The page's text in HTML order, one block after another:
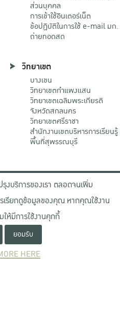
ส่วนบุคคล
การเข้าใช้อินเตอร์เน็ต
ข้อปฏิบัติในการใช้ e-mail มก.
ถ่ายทอดสด
วิทยาเขต
บางเขน
วิทยาเขตกําแพงแสน
วิทยาเขตเฉลิมพระเกียรติ
จังหวัดสกลนคร
วิทยาเขตศรีราชา
สำนักงานเขตบริหารการเรียนรู้
พื้นที่สุพรรณบุรี
รุงบริการของเรา ตลอดจนเพิ่ม
เรียกดูข้อมูลของคุณ หากคุณใช้งาน
ห้มีการใช้งานคุกกี้
ยอมรับ
HERE